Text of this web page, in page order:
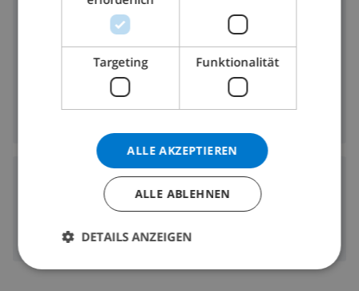
Entfernung zum Strand:
Entfernung zu den Geschäften:
Entfernung zu den
Ausgehmöglichkeiten:
Targeting Funktionalität
ALLE AKZEPTIEREN
ALLE ABLEHNEN
DETAILS ANZEIGEN